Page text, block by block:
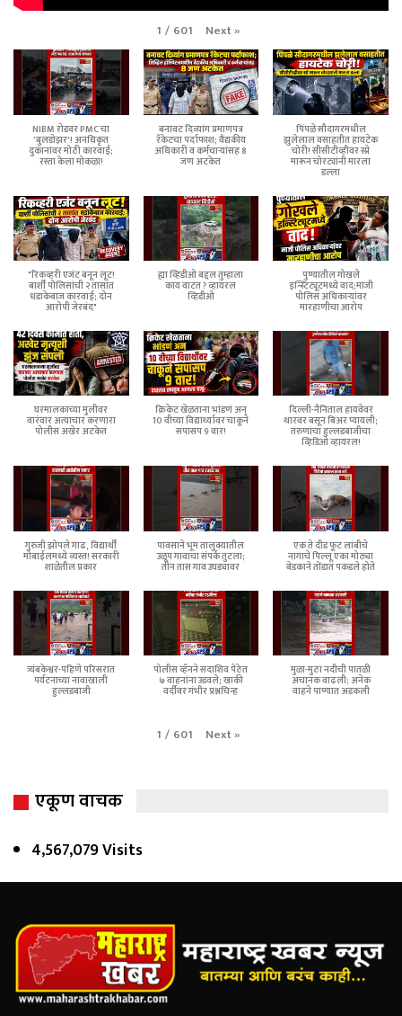
1 / 601 Next»
NIBM रोडवर PMC चा
'बुलडोझर'! अनधिकृत
दुकानांवर मोठी कारवाई;
रस्ता केला मोकळा!
बनावट दिव्यांग प्रमाणपत्र
रॅकेटचा पर्दाफाश; वैद्यकीय
अधिकारी व कर्मचाऱ्यांसह 8
जण अटकेत
पिंपळे सौदागरमधील
झुलेलाल वसाहतीत हायटेक
चोरी! सीसीटीव्हीवर स्प्रे
मारून चोरट्यांनी मारला
डल्ला
"रिकव्हरी एजंट बनून लूट!
बार्शी पोलिसांची २ तासांत
धडाकेबाज कारवाई; दोन
आरोपी जेरबंद"
ह्या व्हिडीओ बद्दल तुम्हाला
काय वाटत ? व्हायरल
व्हिडीओ
पुण्यातील गोखले
इन्स्टिट्यूटमध्ये वाद;माजी
पोलिस अधिकाऱ्यांवर
मारहाणीचा आरोप
घरमालकाच्या मुलीवर
वारंवार अत्याचार करणारा
पोलीस अखेर अटकेत
क्रिकेट खेळताना भांडणं अन्
10 वीच्या विद्यार्थ्यावर चाकूने
सपासप 9 वार!
दिल्ली-नैनिताल हायवेवर
थारवर बसून बिअर प्यायली;
तरुणांचा हुल्लडबाजीचा
व्हिडिओ व्हायरल!
गुरुजी झोपले गाढ, विद्यार्थी
मोबाईलमध्ये व्यस्त! सरकारी
शाळेतील प्रकार
पावसाने भूम तालुक्यातील
उळूप गावाचा संपर्क तुटला;
तीन तास गाव उघड्यावर
एक ते दीड फूट लांबीचे
नागाचे पिल्लू एका मोठ्या
बेडकाने तोंडात पकडले होते
त्र्यंबकेश्वर-पहिणे परिसरात
पर्यटनाच्या नावाखाली
हुल्लडबाजी
पोलीस व्हॅनने सदाशिव पेठेत
७ वाहनांना उडवले; खाकी
वर्दीवर गंभीर प्रश्नचिन्ह
मुळा-मुठा नदीची पातळी
अचानक वाढली; अनेक
वाहने पाण्यात अडकली
1 / 601 Next»
एकूण वाचक
4,567,079 Visits